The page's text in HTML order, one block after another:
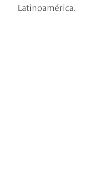
Latinoamérica.